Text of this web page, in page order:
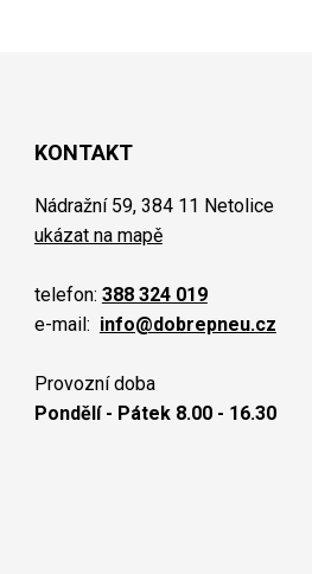
KONTAKT
Nádražní 59, 384 11 Netolice
ukázat na mapě
telefon: 388 324 019
e-mail: info@dobrepneu.cz
Provozní doba
Pondělí - Pátek 8.00 - 16.30